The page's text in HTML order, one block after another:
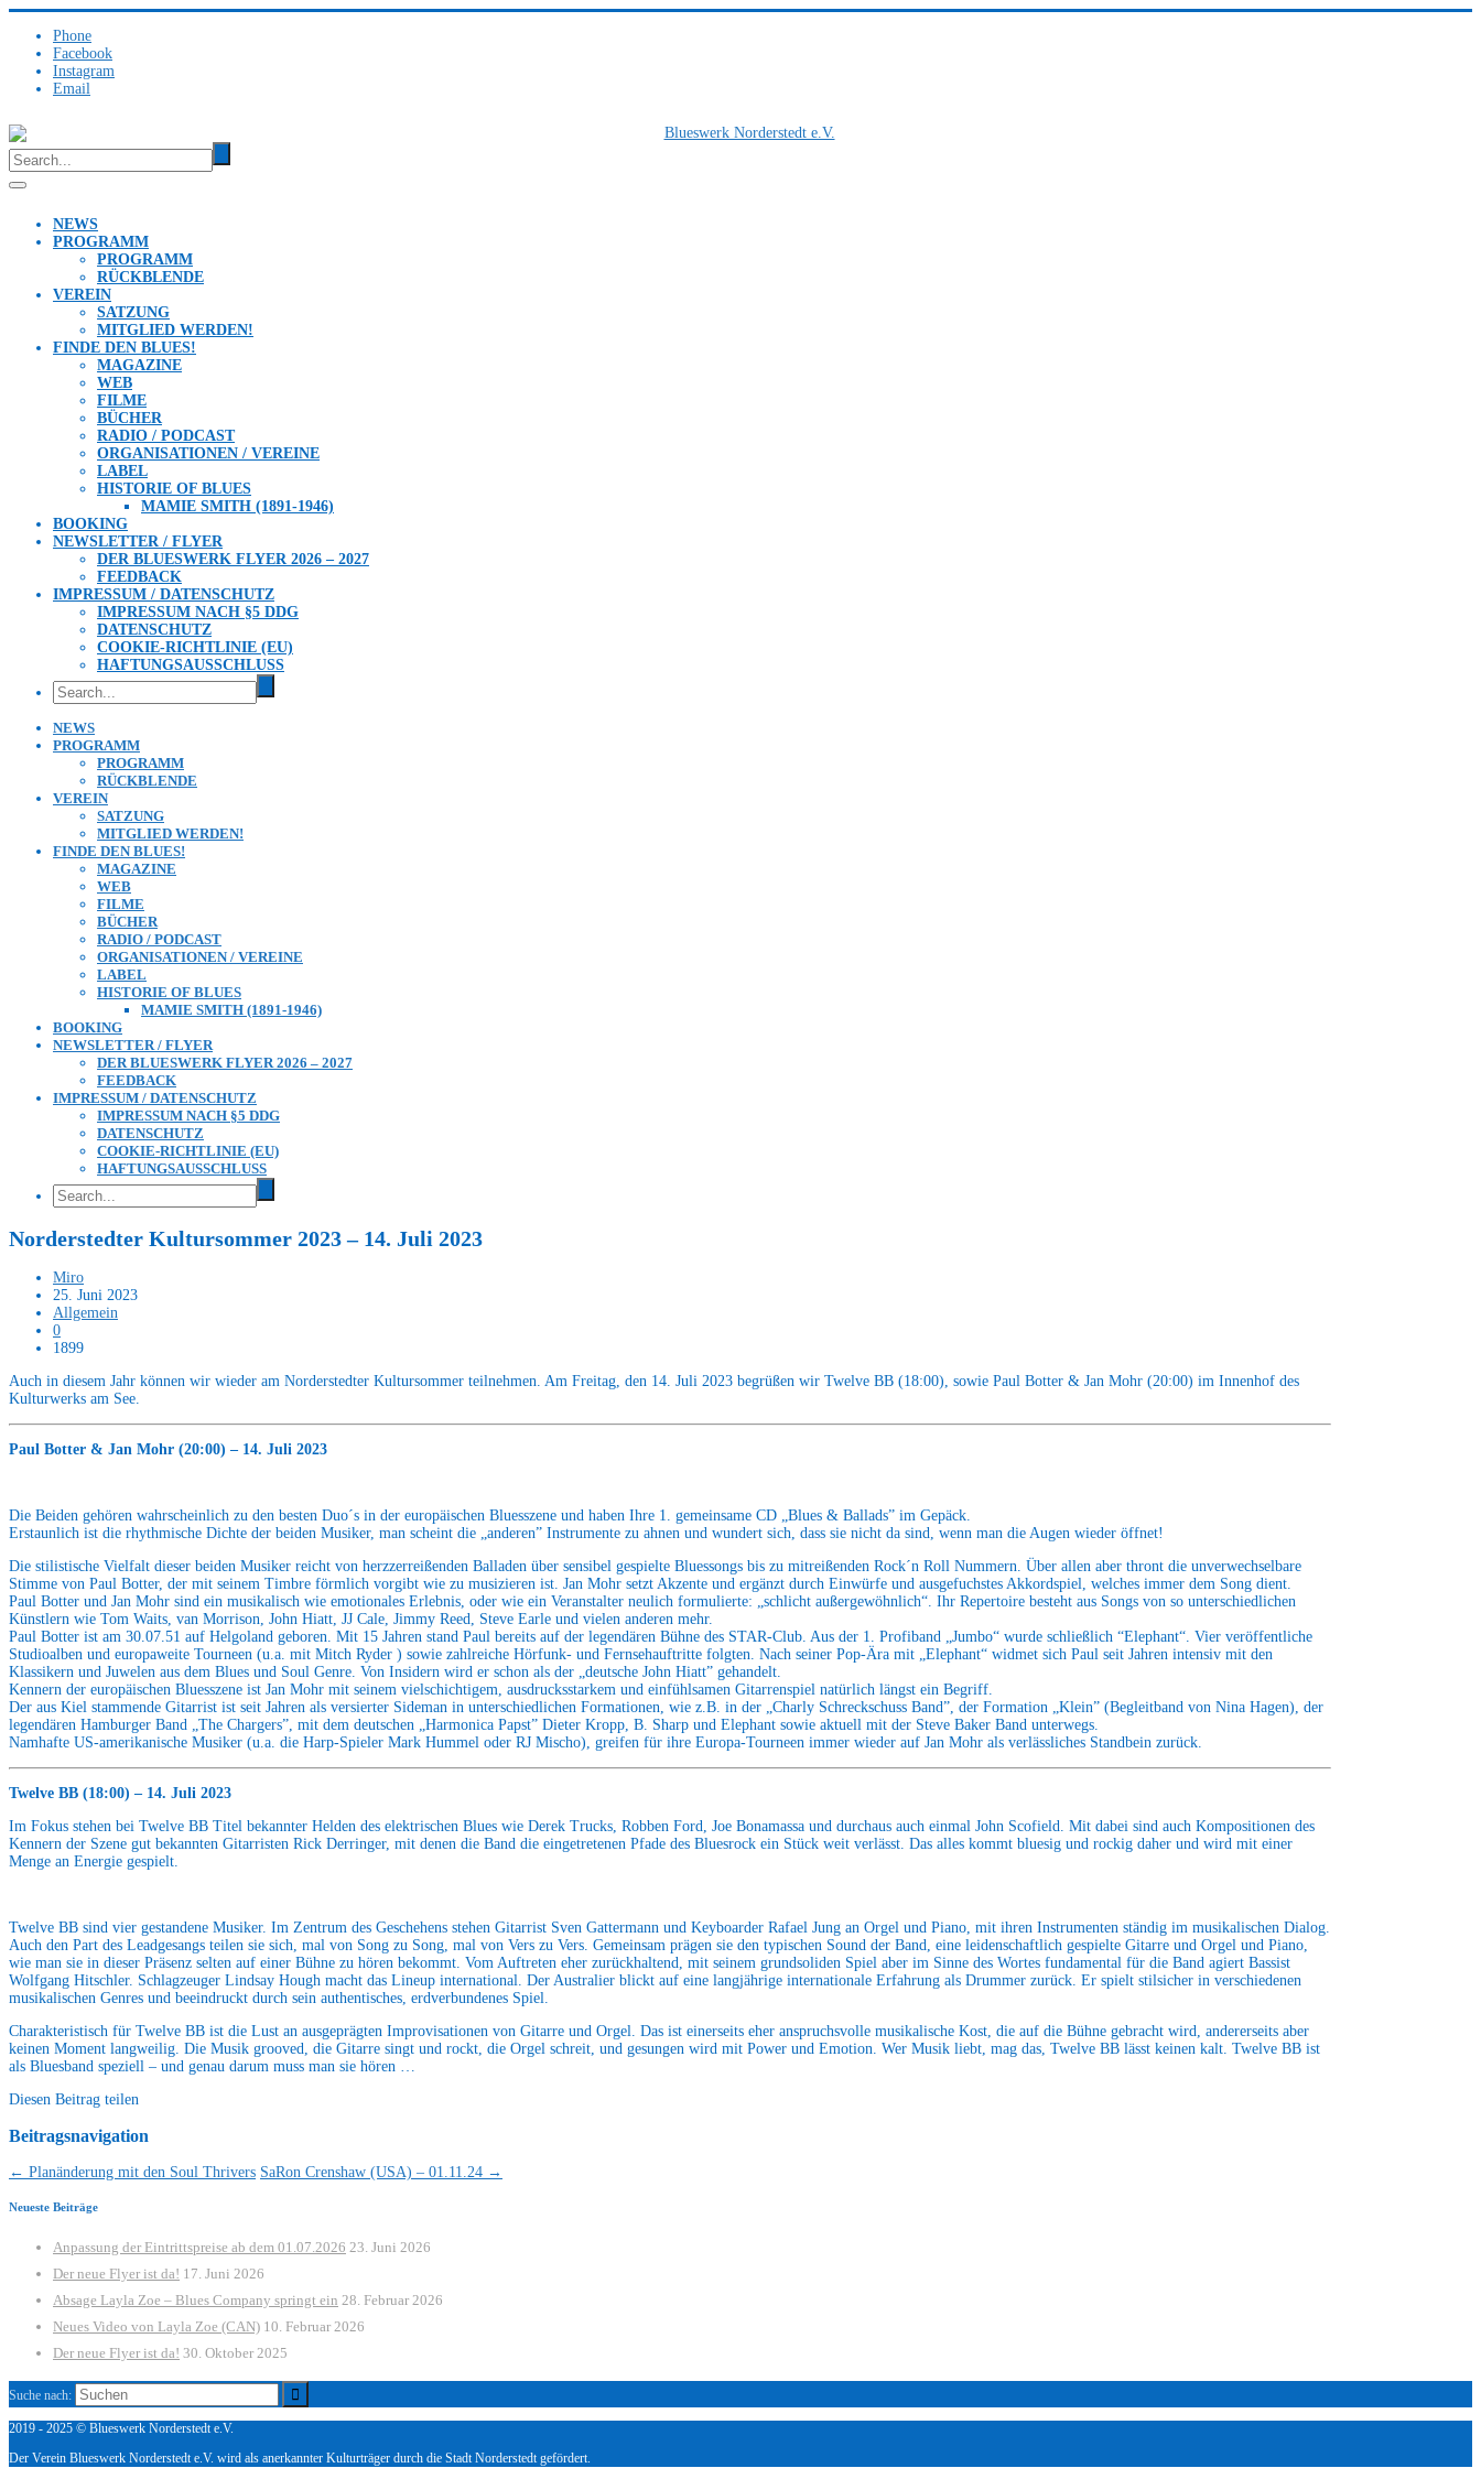
Phone
Facebook
Instagram
Email
NEWS
PROGRAMM
PROGRAMM
RÜCKBLENDE
VEREIN
SATZUNG
MITGLIED WERDEN!
FINDE DEN BLUES!
MAGAZINE
WEB
FILME
BÜCHER
RADIO / PODCAST
ORGANISATIONEN / VEREINE
LABEL
HISTORIE OF BLUES
MAMIE SMITH (1891-1946)
BOOKING
NEWSLETTER / FLYER
DER BLUESWERK FLYER 2026 – 2027
FEEDBACK
IMPRESSUM / DATENSCHUTZ
IMPRESSUM NACH §5 DDG
DATENSCHUTZ
COOKIE-RICHTLINIE (EU)
HAFTUNGSAUSSCHLUSS
NEWS
PROGRAMM
PROGRAMM
RÜCKBLENDE
VEREIN
SATZUNG
MITGLIED WERDEN!
FINDE DEN BLUES!
MAGAZINE
WEB
FILME
BÜCHER
RADIO / PODCAST
ORGANISATIONEN / VEREINE
LABEL
HISTORIE OF BLUES
MAMIE SMITH (1891-1946)
BOOKING
NEWSLETTER / FLYER
DER BLUESWERK FLYER 2026 – 2027
FEEDBACK
IMPRESSUM / DATENSCHUTZ
IMPRESSUM NACH §5 DDG
DATENSCHUTZ
COOKIE-RICHTLINIE (EU)
HAFTUNGSAUSSCHLUSS
Norderstedter Kultursommer 2023 – 14. Juli 2023
Miro
25. Juni 2023
Allgemein
0
1899
Auch in diesem Jahr können wir wieder am Norderstedter Kultursommer teilnehmen. Am Freitag, den 14. Juli 2023 begrüßen wir Twelve BB (18:00), sowie Paul Botter & Jan Mohr (20:00) im Innenhof des
Kulturwerks am See.
Paul Botter & Jan Mohr (20:00) – 14. Juli 2023
Die Beiden gehören wahrscheinlich zu den besten Duo´s in der europäischen Bluesszene und haben Ihre 1. gemeinsame CD „Blues & Ballads” im Gepäck.
Erstaunlich ist die rhythmische Dichte der beiden Musiker, man scheint die „anderen” Instrumente zu ahnen und wundert sich, dass sie nicht da sind, wenn man die Augen wieder öffnet!
Die stilistische Vielfalt dieser beiden Musiker reicht von herzzerreißenden Balladen über sensibel gespielte Bluessongs bis zu mitreißenden Rock´n Roll Nummern. Über allen aber thront die unverwechselbare
Stimme von Paul Botter, der mit seinem Timbre förmlich vorgibt wie zu musizieren ist. Jan Mohr setzt Akzente und ergänzt durch Einwürfe und ausgefuchstes Akkordspiel, welches immer dem Song dient.
Paul Botter und Jan Mohr sind ein musikalisch wie emotionales Erlebnis, oder wie ein Veranstalter neulich formulierte: „schlicht außergewöhnlich“. Ihr Repertoire besteht aus Songs von so unterschiedlichen
Künstlern wie Tom Waits, van Morrison, John Hiatt, JJ Cale, Jimmy Reed, Steve Earle und vielen anderen mehr.
Paul Botter ist am 30.07.51 auf Helgoland geboren. Mit 15 Jahren stand Paul bereits auf der legendären Bühne des STAR-Club. Aus der 1. Profiband „Jumbo“ wurde schließlich “Elephant“. Vier veröffentliche
Studioalben und europaweite Tourneen (u.a. mit Mitch Ryder ) sowie zahlreiche Hörfunk- und Fernsehauftritte folgten. Nach seiner Pop-Ära mit „Elephant“ widmet sich Paul seit Jahren intensiv mit den
Klassikern und Juwelen aus dem Blues und Soul Genre. Von Insidern wird er schon als der „deutsche John Hiatt” gehandelt.
Kennern der europäischen Bluesszene ist Jan Mohr mit seinem vielschichtigem, ausdrucksstarkem und einfühlsamen Gitarrenspiel natürlich längst ein Begriff.
Der aus Kiel stammende Gitarrist ist seit Jahren als versierter Sideman in unterschiedlichen Formationen, wie z.B. in der „Charly Schreckschuss Band”, der Formation „Klein” (Begleitband von Nina Hagen), der
legendären Hamburger Band „The Chargers”, mit dem deutschen „Harmonica Papst” Dieter Kropp, B. Sharp und Elephant sowie aktuell mit der Steve Baker Band unterwegs.
Namhafte US-amerikanische Musiker (u.a. die Harp-Spieler Mark Hummel oder RJ Mischo), greifen für ihre Europa-Tourneen immer wieder auf Jan Mohr als verlässliches Standbein zurück.
Twelve BB (18:00) – 14. Juli 2023
Im Fokus stehen bei Twelve BB Titel bekannter Helden des elektrischen Blues wie Derek Trucks, Robben Ford, Joe Bonamassa und durchaus auch einmal John Scofield. Mit dabei sind auch Kompositionen des
Kennern der Szene gut bekannten Gitarristen Rick Derringer, mit denen die Band die eingetretenen Pfade des Bluesrock ein Stück weit verlässt. Das alles kommt bluesig und rockig daher und wird mit einer
Menge an Energie gespielt.
Twelve BB sind vier gestandene Musiker. Im Zentrum des Geschehens stehen Gitarrist Sven Gattermann und Keyboarder Rafael Jung an Orgel und Piano, mit ihren Instrumenten ständig im musikalischen Dialog.
Auch den Part des Leadgesangs teilen sie sich, mal von Song zu Song, mal von Vers zu Vers. Gemeinsam prägen sie den typischen Sound der Band, eine leidenschaftlich gespielte Gitarre und Orgel und Piano,
wie man sie in dieser Präsenz selten auf einer Bühne zu hören bekommt. Vom Auftreten eher zurückhaltend, mit seinem grundsoliden Spiel aber im Sinne des Wortes fundamental für die Band agiert Bassist
Wolfgang Hitschler. Schlagzeuger Lindsay Hough macht das Lineup international. Der Australier blickt auf eine langjährige internationale Erfahrung als Drummer zurück. Er spielt stilsicher in verschiedenen
musikalischen Genres und beeindruckt durch sein authentisches, erdverbundenes Spiel.
Charakteristisch für Twelve BB ist die Lust an ausgeprägten Improvisationen von Gitarre und Orgel. Das ist einerseits eher anspruchsvolle musikalische Kost, die auf die Bühne gebracht wird, andererseits aber
keinen Moment langweilig. Die Musik grooved, die Gitarre singt und rockt, die Orgel schreit, und gesungen wird mit Power und Emotion. Wer Musik liebt, mag das, Twelve BB lässt keinen kalt. Twelve BB ist
als Bluesband speziell – und genau darum muss man sie hören …
Diesen Beitrag teilen
Beitragsnavigation
← Planänderung mit den Soul Thrivers SaRon Crenshaw (USA) – 01.11.24 →
Neueste Beiträge
Anpassung der Eintrittspreise ab dem 01.07.2026 23. Juni 2026
Der neue Flyer ist da! 17. Juni 2026
Absage Layla Zoe – Blues Company springt ein 28. Februar 2026
Neues Video von Layla Zoe (CAN) 10. Februar 2026
Der neue Flyer ist da! 30. Oktober 2025
Suche nach:
2019 - 2025 © Blueswerk Norderstedt e.V.
Der Verein Blueswerk Norderstedt e.V. wird als anerkannter Kulturträger durch die Stadt Norderstedt gefördert.